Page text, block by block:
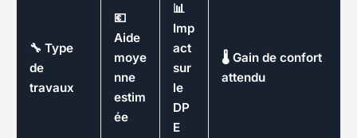
🔧 Type
de
travaux
💶
Aide
moye
nne
estim
ée
📊
Imp
act
sur
le
DP
E
🌡️ Gain de confort
attendu